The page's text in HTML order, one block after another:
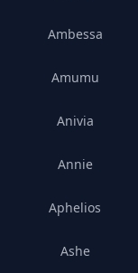
Ambessa
Amumu
Anivia
Annie
Aphelios
Ashe